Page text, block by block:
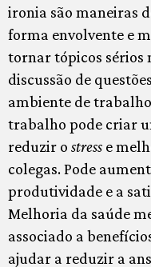
ironia são maneiras
forma envolvente e
tornar tópicos sérios
discussão de
ambiente de
trabalho pode criar
reduzir o stress e
colegas. Pode
produtividade e a
Melhoria da saúde
associado a
ajudar a reduzir a